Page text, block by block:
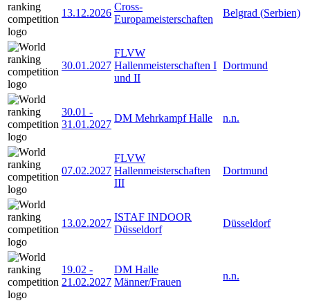
13.12.2026
Cross-
Europameisterschaften
Belgrad (Serbien)
30.01.2027
FLVW
Hallenmeisterschaften I
und II
Dortmund
30.01 -
31.01.2027
DM Mehrkampf Halle n.n.
07.02.2027
FLVW
Hallenmeisterschaften
III
Dortmund
13.02.2027
ISTAF INDOOR
Düsseldorf
Düsseldorf
19.02 -
21.02.2027
DM Halle
Männer/Frauen
n.n.